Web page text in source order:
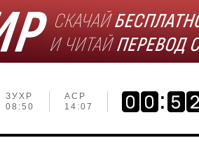
ЗУХР
08:50
АСР
14:07